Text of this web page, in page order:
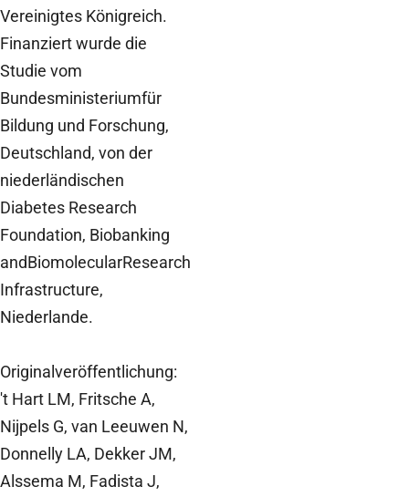
Vereinigtes Königreich.
Finanziert wurde die
Studie vom
Bundesministeriumfür
Bildung und Forschung,
Deutschland, von der
niederländischen
Diabetes Research
Foundation, Biobanking
andBiomolecularResearch
Infrastructure,
Niederlande.
Originalveröffentlichung:
't Hart LM, Fritsche A,
Nijpels G, van Leeuwen N,
Donnelly LA, Dekker JM,
Alssema M, Fadista J,